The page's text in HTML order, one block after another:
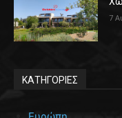
7
ΚΑΤΗΓΟΡΙΕΣ